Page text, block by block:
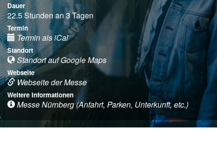
Dauer
22.5 Stunden an 3 Tagen
Termin
Termin als iCal
Standort
Standort auf Google Maps
Webseite
Webseite der Messe
Weitere Informationen
Messe Nürnberg (Anfahrt, Parken, Unterkunft, etc.)